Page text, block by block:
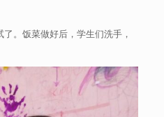
。饭菜做好后，学生们洗手，